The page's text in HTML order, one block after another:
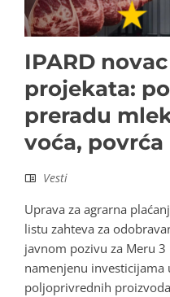
IPARD novac
projekata:
preradu
voća,
Vesti
Uprava za agrarna
listu zahteva za
javnom pozivu za Meru 3
namenjenu
poljoprivrednih